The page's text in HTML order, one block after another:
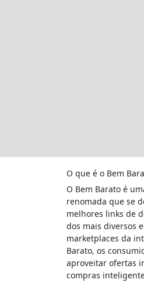
O que é o Bem
O Bem Barato é
renomada que se
melhores links de
dos mais diversos
marketplaces da
Barato, os
aproveitar ofertas
compras